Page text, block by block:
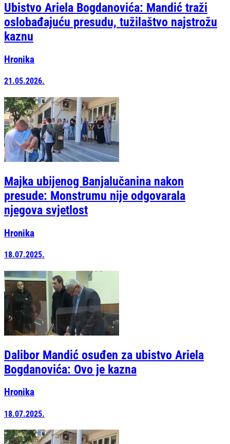
Ubistvo Ariela Bogdanovića: Mandić traži
oslobađajuću presudu, tužilaštvo najstrožu
kaznu
Hronika
21.05.2026.
Majka ubijenog Banjalučanina nakon
presude: Monstrumu nije odgovarala
njegova svjetlost
Hronika
18.07.2025.
Dalibor Mandić osuđen za ubistvo Ariela
Bogdanovića: Ovo je kazna
Hronika
18.07.2025.